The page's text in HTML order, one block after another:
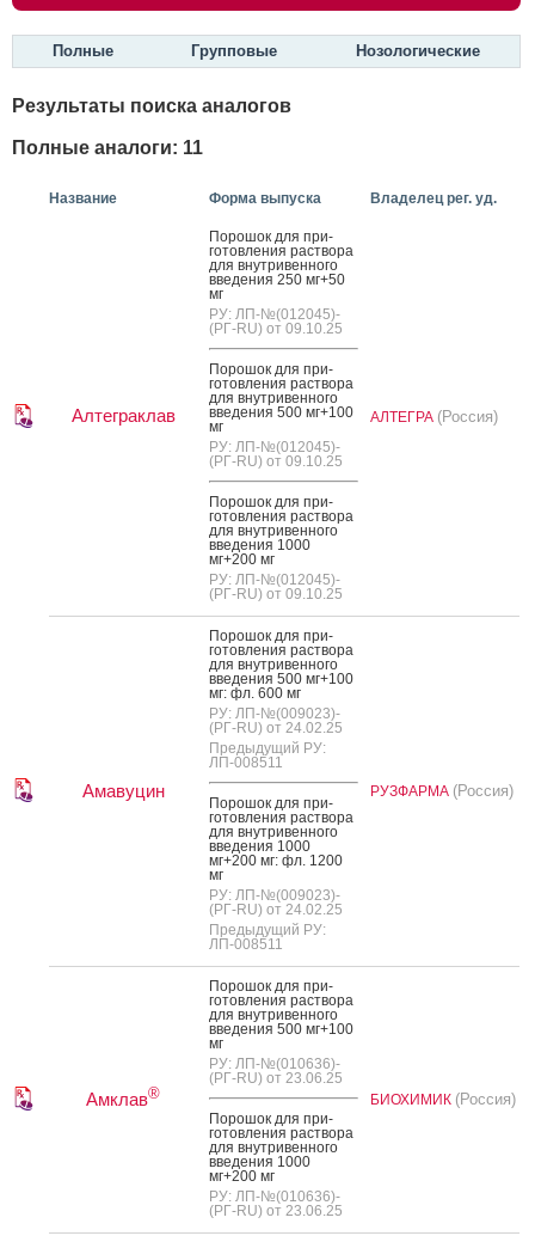
Полные Групповые Нозологические
Результаты поиска аналогов
Полные аналоги: 11
Название Форма выпуска Владелец рег. уд.
Алтеграклав
По­рошок для при­
готов­ле­ния рас­тво­ра
для внут­ри­вен­но­го
вве­дения 250 мг+50
мг
РУ: ЛП-№(012045)-
(РГ-RU) от 09.10.25
По­рошок для при­
готов­ле­ния рас­тво­ра
для внут­ри­вен­но­го
вве­дения 500 мг+100
мг
РУ: ЛП-№(012045)-
(РГ-RU) от 09.10.25
По­рошок для при­
готов­ле­ния рас­тво­ра
для внут­ри­вен­но­го
вве­дения 1000
мг+200 мг
РУ: ЛП-№(012045)-
(РГ-RU) от 09.10.25
АЛТЕГРА (Россия)
Амавуцин
По­рошок для при­
готов­ле­ния рас­тво­ра
для внут­ри­вен­но­го
вве­дения 500 мг+100
мг: фл. 600 мг
РУ: ЛП-№(009023)-
(РГ-RU) от 24.02.25
Предыдущий РУ:
ЛП-008511
По­рошок для при­
готов­ле­ния рас­тво­ра
для внут­ри­вен­но­го
вве­дения 1000
мг+200 мг: фл. 1200
мг
РУ: ЛП-№(009023)-
(РГ-RU) от 24.02.25
Предыдущий РУ:
ЛП-008511
РУЗФАРМА (Россия)
Амклав®
По­рошок для при­
готов­ле­ния рас­тво­ра
для внут­ри­вен­но­го
вве­дения 500 мг+100
мг
РУ: ЛП-№(010636)-
(РГ-RU) от 23.06.25
По­рошок для при­
готов­ле­ния рас­тво­ра
для внут­ри­вен­но­го
вве­дения 1000
мг+200 мг
РУ: ЛП-№(010636)-
(РГ-RU) от 23.06.25
БИОХИМИК (Россия)